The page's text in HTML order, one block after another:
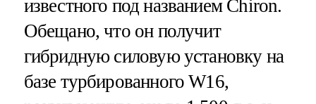
известного под названием Chiron.
Обещано, что он получит
гибридную силовую установку на
базе турбированного W16,